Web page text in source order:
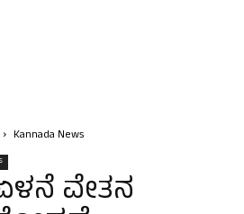
Kannada News
ವೇತನ